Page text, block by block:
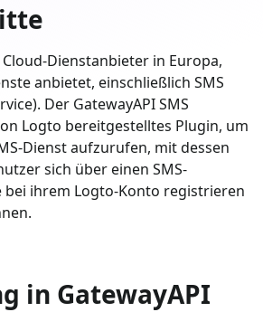
Dienstanbieter in Europa,
anbietet, einschließlich SMS
Der GatewayAPI SMS
Logto bereitgestelltes Plugin, um
Dienst aufzurufen, mit dessen
sich über einen SMS-
ihrem Logto-Konto registrieren
in GatewayAPI